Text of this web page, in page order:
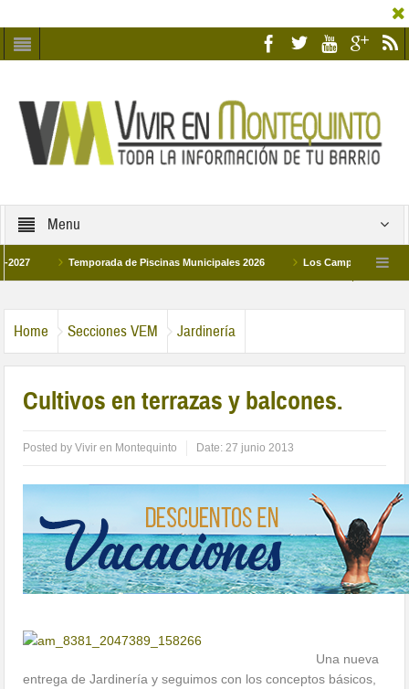
Menu
Temporada de Piscinas Municipales 2026 Los Campus de Tecnificación
Home Secciones VEM Jardinería
Cultivos en terrazas y balcones.
Posted byVivir en Montequinto Date:27 junio 2013
Una nueva
entrega de Jardinería y seguimos con los conceptos básicos,